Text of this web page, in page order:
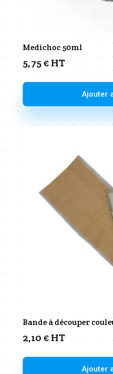
Medichoc 50ml
5,75€ HT
Ajouter
Bande à découper
2,10€ HT
Ajouter